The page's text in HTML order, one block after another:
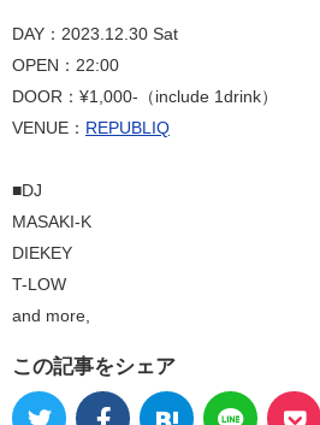
DAY：2023.12.30 Sat
OPEN：22:00
DOOR：¥1,000-（include 1drink）
VENUE： REPUBLIQ
■DJ
MASAKI-K
DIEKEY
T-LOW
and more,
この記事をシェア